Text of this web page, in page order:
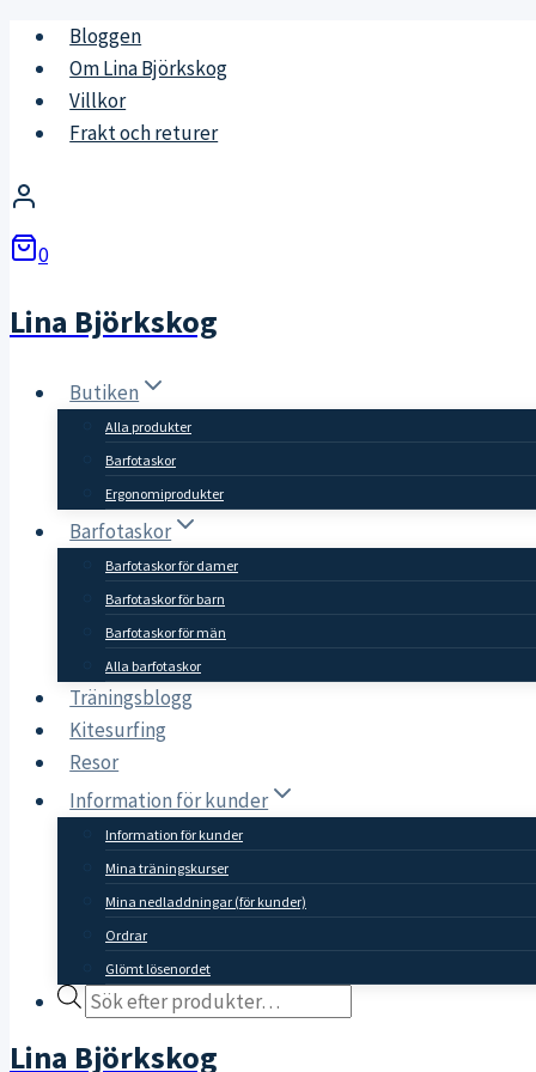
Skip
content
Bloggen
Om Lina Björkskog
Villkor
Frakt och returer
0
Lina Björkskog
Butiken
Alla produkter
Barfotaskor
Ergonomiprodukter
Barfotaskor
Barfotaskor för damer
Barfotaskor för barn
Barfotaskor för män
Alla barfotaskor
Träningsblogg
Kitesurfing
Resor
Information för kunder
Information för kunder
Mina träningskurser
Mina nedladdningar (för kunder)
Ordrar
Glömt lösenordet
Products
Lina Björkskog